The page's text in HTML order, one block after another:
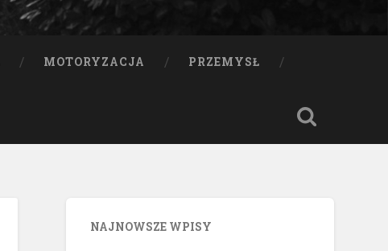
MOTORYZACJA PRZEMYSŁ
NAJNOWSZE WPISY